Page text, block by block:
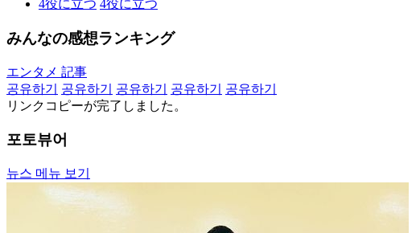
4役に立つ 4役に立つ
みんなの感想ランキング
エンタメ 記事
공유하기
공유하기 공유하기 공유하기
공유하기
リンクコピーが完了しました。
포토뷰어
뉴스 메뉴 보기